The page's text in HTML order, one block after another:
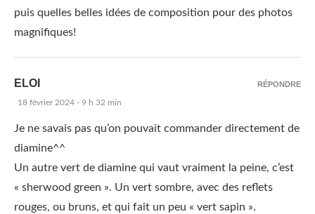
puis quelles belles idées de composition pour des photos
magnifiques!
ELOI
18 février 2024 - 9 h 32 min
Je ne savais pas qu’on pouvait commander directement de
diamine^^
Un autre vert de diamine qui vaut vraiment la peine, c’est
« sherwood green ». Un vert sombre, avec des reflets
rouges, ou bruns, et qui fait un peu « vert sapin ».
RÉPONDRE